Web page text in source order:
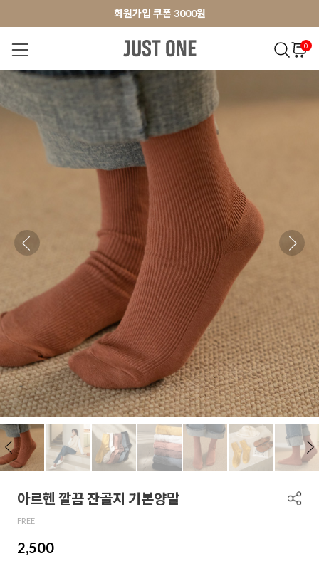
앱 다운로드 10% 할인쿠폰
회원가입 쿠폰 3000원
앱 다운로드 10% 할인쿠폰
0
NEW 7% 오늘출발
아르헨 깔끔 잔골지 기본양말
FREE
2,500